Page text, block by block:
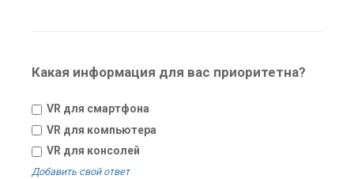
Какая информация для вас приоритетна?
VR для смартфона
VR для компьютера
VR для консолей
Добавить свой ответ